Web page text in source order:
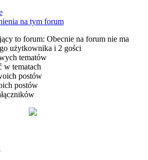
na tym forum
to forum: Obecnie na forum nie ma
użytkownika i 2 gości
tematów
w tematach
postów
postów